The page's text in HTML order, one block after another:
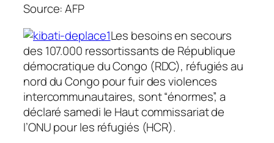
Source: AFP
Les besoins en secours
des 107.000 ressortissants de République
démocratique du Congo (RDC), réfugiés au
nord du Congo pour fuir des violences
intercommunautaires, sont “énormes”, a
déclaré samedi le Haut commissariat de
l’ONU pour les réfugiés (HCR).